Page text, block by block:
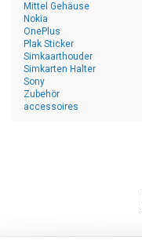
Mittel Gehäuse
Nokia
OnePlus
Plak Sticker
Simkaarthouder
Simkarten Halter
Sony
Zubehör
accessoires